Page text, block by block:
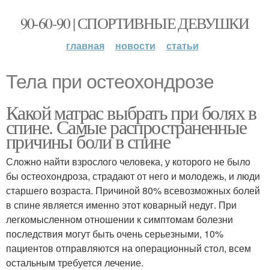
90-60-90 | СПОРТИВНЫЕ ДЕВУШКИ
главная новости статьи
Тела при остеохондрозе
Какой матрас выбрать при болях в
спине. Самые распространенные
причины боли в спине
Сложно найти взрослого человека, у которого не было
бы остеохондроза, страдают от него и молодежь, и люди
старшего возраста. Причиной 80% всевозможных болей
в спине является именно этот коварный недуг. При
легкомысленном отношении к симптомам болезни
последствия могут быть очень серьезными, 10%
пациентов отправляются на операционный стол, всем
остальным требуется лечение.